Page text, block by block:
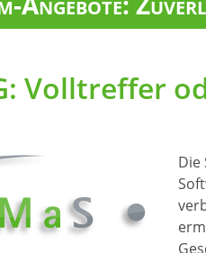
Volltreffer
Die